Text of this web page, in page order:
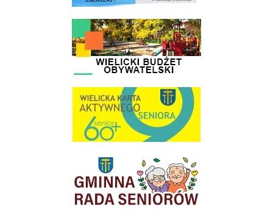
link do strony - Wielicki Budżet Obywatelski
link do strony Wielicka Karta Aktywnego Seniora
link do strony Gminnej Rady Seniorow - Wieliczka